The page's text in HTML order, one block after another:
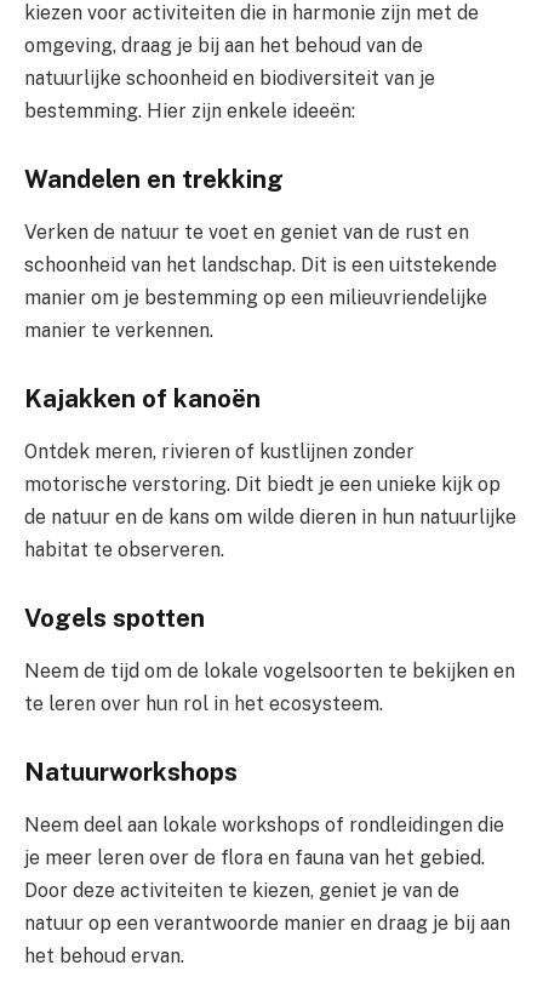
kiezen voor activiteiten die in harmonie zijn met de
omgeving, draag je bij aan het behoud van de
natuurlijke schoonheid en biodiversiteit van je
bestemming. Hier zijn enkele ideeën:
Wandelen en trekking
Verken de natuur te voet en geniet van de rust en
schoonheid van het landschap. Dit is een uitstekende
manier om je bestemming op een milieuvriendelijke
manier te verkennen.
Kajakken of kanoën
Ontdek meren, rivieren of kustlijnen zonder
motorische verstoring. Dit biedt je een unieke kijk op
de natuur en de kans om wilde dieren in hun natuurlijke
habitat te observeren.
Vogels spotten
Neem de tijd om de lokale vogelsoorten te bekijken en
te leren over hun rol in het ecosysteem.
Natuurworkshops
Neem deel aan lokale workshops of rondleidingen die
je meer leren over de flora en fauna van het gebied.
Door deze activiteiten te kiezen, geniet je van de
natuur op een verantwoorde manier en draag je bij aan
het behoud ervan.